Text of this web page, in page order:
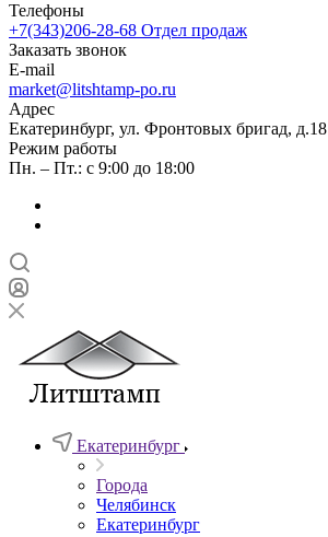
Телефоны
+7(343)206-28-68 Отдел продаж
Заказать звонок
E-mail
market@litshtamp-po.ru
Адрес
Екатеринбург, ул. Фронтовых бригад, д.18
Режим работы
Пн. – Пт.: с 9:00 до 18:00
Екатеринбург
Города
Челябинск
Екатеринбург